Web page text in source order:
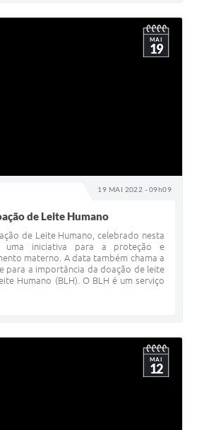
19 MAI 2022 - 09h09
MAI
19
de Leite Humano
de Leite Humano, celebrado nesta
uma iniciativa para a proteção e
materno. A data também chama a
para a importância da doação de leite
Humano (BLH). O BLH é um serviço
MAI
12